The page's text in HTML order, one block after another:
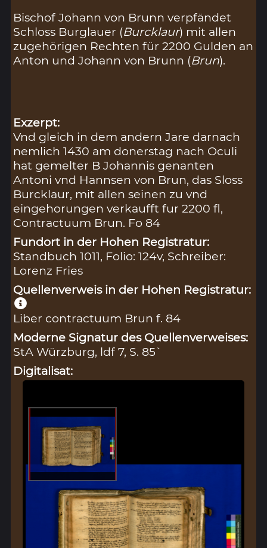
Bischof Johann von Brunn verpfändet
Schloss Burglauer (Burcklaur) mit allen
zugehörigen Rechten für 2200 Gulden an
Anton und Johann von Brunn (Brun).
Exzerpt:
Vnd gleich in dem andern Jare darnach
nemlich 1430 am donerstag nach Oculi
hat gemelter B Johannis genanten
Antoni vnd Hannsen von Brun, das Sloss
Burcklaur, mit allen seinen zu vnd
eingehorungen verkaufft fur 2200 fl,
Contractuum Brun. Fo 84
Fundort in der Hohen Registratur:
Standbuch 1011, Folio: 124v, Schreiber:
Lorenz Fries
Quellenverweis in der Hohen Registratur:
Liber contractuum Brun f. 84
Moderne Signatur des Quellenverweises:
StA Würzburg, ldf 7, S. 85`
Digitalisat: